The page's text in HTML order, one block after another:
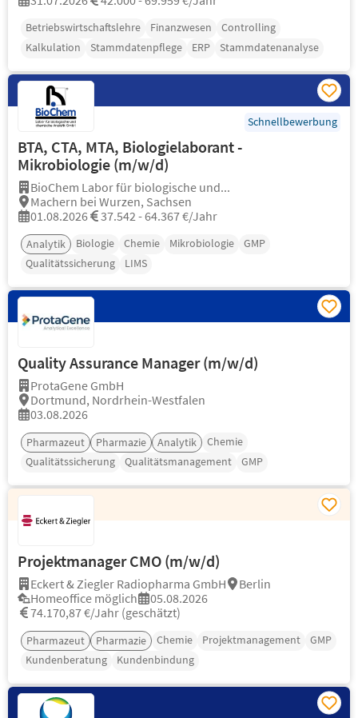
Betriebswirtschaftslehre Finanzwesen
Controlling
Kalkulation
Stammdatenpflege ERP Stammdatenanalyse
Schnellbewerbung
BTA, CTA, MTA, Biologielaborant -
Mikrobiologie (m/w/d)
BioChem Labor für biologische und...
Machern bei Wurzen, Sachsen
01.08.2026
37.542 - 64.367 €/Jahr
Analytik Biologie Chemie Mikrobiologie
GMP
Qualitätssicherung
LIMS
Quality Assurance Manager (m/w/d)
ProtaGene GmbH
Dortmund, Nordrhein-Westfalen
03.08.2026
Pharmazeut Pharmazie Analytik
Chemie
Qualitätssicherung
Qualitätsmanagement GMP
Projektmanager CMO (m/w/d)
Eckert & Ziegler Radiopharma GmbH
Berlin
Homeoffice möglich
05.08.2026
74.170,87 €/Jahr (geschätzt)
Pharmazeut Pharmazie Chemie Projektmanagement
GMP
Kundenberatung
Kundenbindung